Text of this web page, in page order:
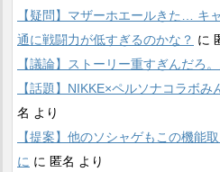
【疑問】マザーホエールきた… キ
通に戦闘力が低すぎるのかな？ に
【議論】ストーリー重すぎんだろ。
【話題】NIKKE×ペルソナコラボみ
名 より
【提案】他のソシャゲもこの機能
に に 匿名 より